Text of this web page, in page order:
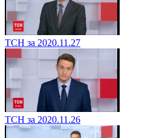
ТСН за 2020.11.27
ТСН за 2020.11.26